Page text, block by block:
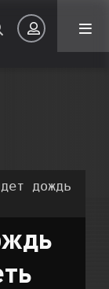
дождь